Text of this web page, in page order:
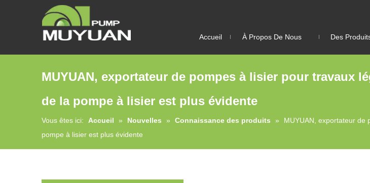
Accueil À Propos De Nous Des
MUYUAN, exportateur de pompes à lisier pour travaux
de la pompe à lisier est plus évidente
Vous êtes ici: Accueil » Nouvelles » Connaissance des produits »
MUYUAN, exportateur de
pompe à lisier est plus évidente